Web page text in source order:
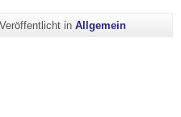
Veröffentlicht in Allgemein